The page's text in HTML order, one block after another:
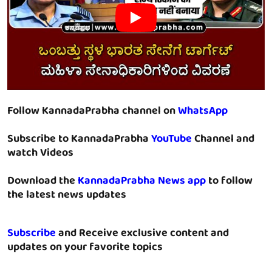
Follow KannadaPrabha channel onWhatsApp
Subscribe to KannadaPrabhaYouTubeChannel and
watch Videos
Download theKannadaPrabha News appto follow
the latest news updates
Subscribeand Receive exclusive content and
updates on your favorite topics